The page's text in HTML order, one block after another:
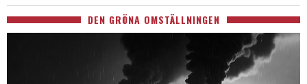
DEN GRÖNA OMSTÄLLNINGEN